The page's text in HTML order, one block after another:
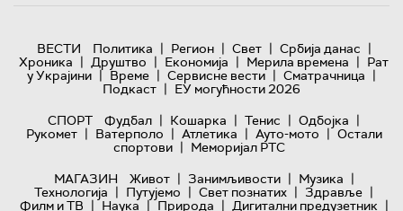
ВЕСТИ Политика | Регион | Свет | Србија данас |
Хроника | Друштво | Економија | Мерила времена | Рат
у Украјини | Време | Сервисне вести | Сматрачница |
Подкаст | ЕУ могућности 2026
СПОРТ
Фудбал | Кошарка | Тенис | Одбојка |
Рукомет | Ватерполо | Атлетика | Ауто-мото | Остали
спортови | Меморијал РТС
МАГАЗИН
Живот | Занимљивости | Музика |
Технологијa | Путујемо | Свет познатих | Здравље |
Филм и ТВ | Наука | Природа | Дигитални предузетник |